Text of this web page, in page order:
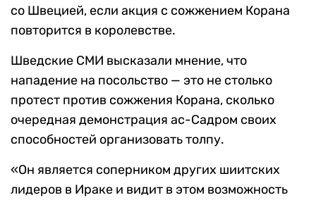
со Швецией, если акция с сожжением Корана
повторится в королевстве.
Шведские СМИ высказали мнение, что
нападение на посольство — это не столько
протест против сожжения Корана, сколько
очередная демонстрация ас-Садром своих
способностей организовать толпу.
«Он является соперником других шиитских
лидеров в Ираке и видит в этом возможность